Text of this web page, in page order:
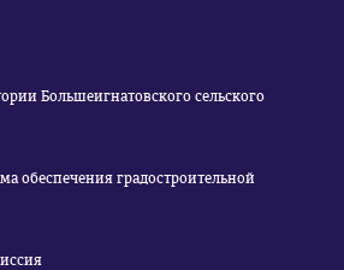
Большеигнатовского сельского
обеспечения градостроительной